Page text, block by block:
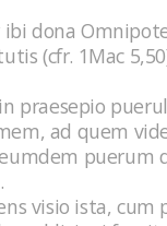
dona
(cfr. 1Mac
praesepio
ad quem
puerum
visio ista, cum